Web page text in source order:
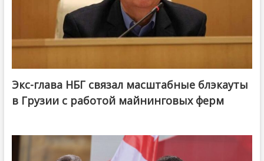
Экс-глава НБГ связал масштабные блэкауты
в Грузии с работой майнинговых ферм